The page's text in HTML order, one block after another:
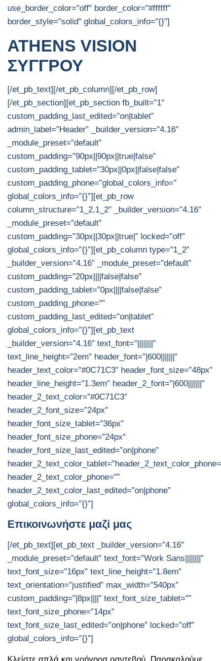
use_border_color="off" border_color="#ffffff"
border_style="solid" global_colors_info="{}"]
ATHENS VISION
ΣΥΓΓΡΟΥ
[/et_pb_text][/et_pb_column][/et_pb_row]
[/et_pb_section][et_pb_section fb_built=”1″
custom_padding_last_edited=”on|tablet”
admin_label=”Header” _builder_version=”4.16″
_module_preset=”default”
custom_padding=”90px||90px||true|false”
custom_padding_tablet=”30px||0px||false|false”
custom_padding_phone=”global_colors_info=”
global_colors_info=”{}”][et_pb_row
column_structure=”1_2,1_2″ _builder_version=”4.16″
_module_preset=”default”
custom_padding=”30px||30px||true|” locked=”off”
global_colors_info=”{}”][et_pb_column type=”1_2″
_builder_version=”4.16″ _module_preset=”default”
custom_padding=”20px||||false|false”
custom_padding_tablet=”0px||||false|false”
custom_padding_phone=””
custom_padding_last_edited=”on|tablet”
global_colors_info=”{}”][et_pb_text
_builder_version=”4.16″ text_font=”||||||||”
text_line_height=”2em” header_font=”|600|||||||”
header_text_color=”#0C71C3″ header_font_size=”48px”
header_line_height=”1.3em” header_2_font=”|600|||||||”
header_2_text_color=”#0C71C3″
header_2_font_size=”24px”
header_font_size_tablet=”36px”
header_font_size_phone=”24px”
header_font_size_last_edited=”on|phone”
header_2_text_color_phone=””
header_2_text_color_last_edited=”on|phone”
global_colors_info=”{}”]
Επικοινωνήστε μαζί μας
[/et_pb_text][et_pb_text _builder_version=”4.16″
_module_preset=”default” text_font=”Work Sans||||||||”
text_font_size=”16px” text_line_height=”1.8em”
text_orientation=”justified” max_width=”540px”
custom_padding=”|8px||||” text_font_size_tablet=””
text_font_size_phone=”14px”
text_font_size_last_edited=”on|phone” locked=”off”
global_colors_info=”{}”]